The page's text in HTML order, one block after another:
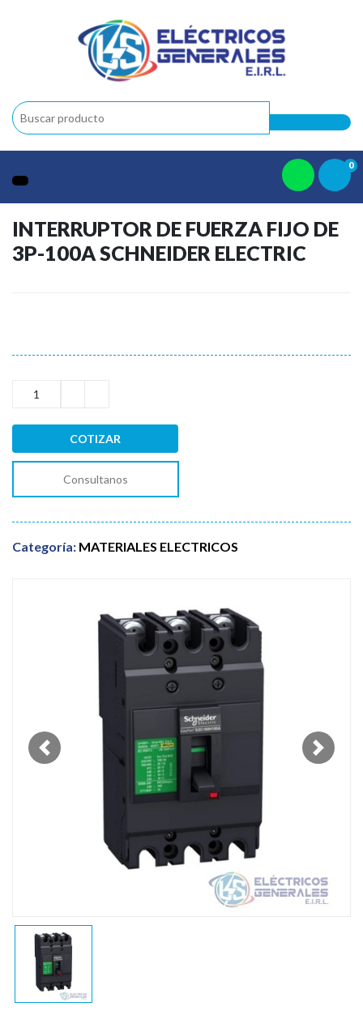
0
Previous Next
INTERRUPTOR DE FUERZA FIJO DE
3P-100A SCHNEIDER ELECTRIC
COTIZAR
Consultanos
Categoría: MATERIALES ELECTRICOS